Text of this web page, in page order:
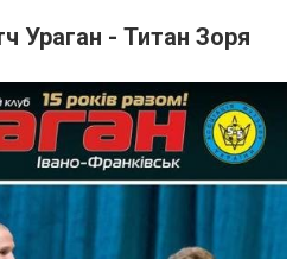
Ураган - Титан Зоря